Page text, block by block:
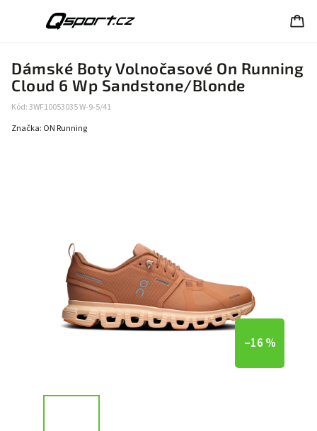
Dámské Boty Volnočasové On Running
Cloud 6 Wp Sandstone/Blonde
Kód:3WF10053035 W-9-5/41
Značka: ON Running
–16 %